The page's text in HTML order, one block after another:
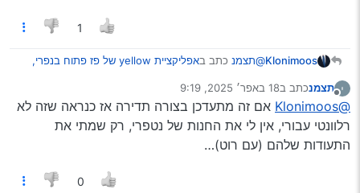
1
Klonimoos@תצמנ כתב ב
אפליקציית yellow של פז פתוח בנפרי,
התקנתי אותו, הוא מיד מפנה אותי לעדכון
אפליקציה בגוגל פליי, מה שלא אפשרי כמובן
בנטפרי… יש פתרון לזה?
תודה!
צריך לשלוח להם פניה לעדכון.
עכשיו יש לי בעיה עם זה, אם שלחת, מצויין.
תצמנכתב ב18 באפר׳ 2025, 9:19
נערך לאחרונה על ידי
@Klonimoos
אם זה מתעדכן בצורה תדירה אז כנראה שזה לא
רלוונטי עבורי, אין לי את החנות של נטפרי, רק שמתי את
התעודות שלהם (עם רוט)…
0